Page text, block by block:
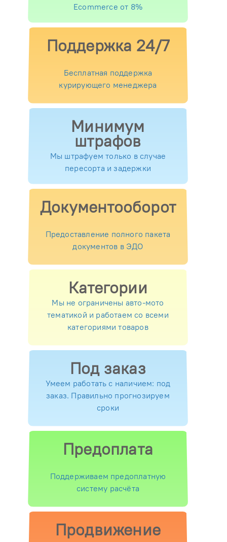
Ecommerce от 8%
Поддержка 24/7
Бесплатная поддержка
курирующего менеджера
Минимум
штрафов
Мы штрафуем только в случае
пересорта и задержки
Документооборот
Предоставление полного пакета
документов в ЭДО
Категории
Мы не ограничены авто-мото
тематикой и работаем со всеми
категориями товаров
Под заказ
Умеем работать с наличием: под
заказ. Правильно прогнозируем
сроки
Предоплата
Поддерживаем предоплатную
систему расчёта
Продвижение